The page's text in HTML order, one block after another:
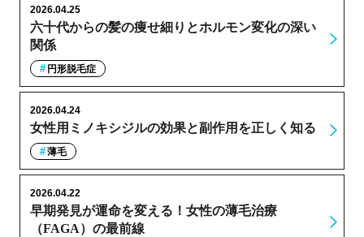
六十代からの髪の痩せ細りとホルモン変化の深い
関係
2026.04.25
円形脱毛症
女性用ミノキシジルの効果と副作用を正しく知る
2026.04.24
薄毛
早期発見が運命を変える！女性の薄毛治療
（FAGA）の最前線
2026.04.22